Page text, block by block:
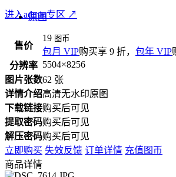
进入admin专区 ↗
原图
售价
19 图币
包月 VIP购买享 9 折， 包年 VIP
分辨率 5504×8256
图片张数62 张
详情介绍高清无水印原图
下载链接购买后可见
提取密码购买后可见
解压密码购买后可见
立即购买 失效反馈 订单详情 充值图币
商品详情